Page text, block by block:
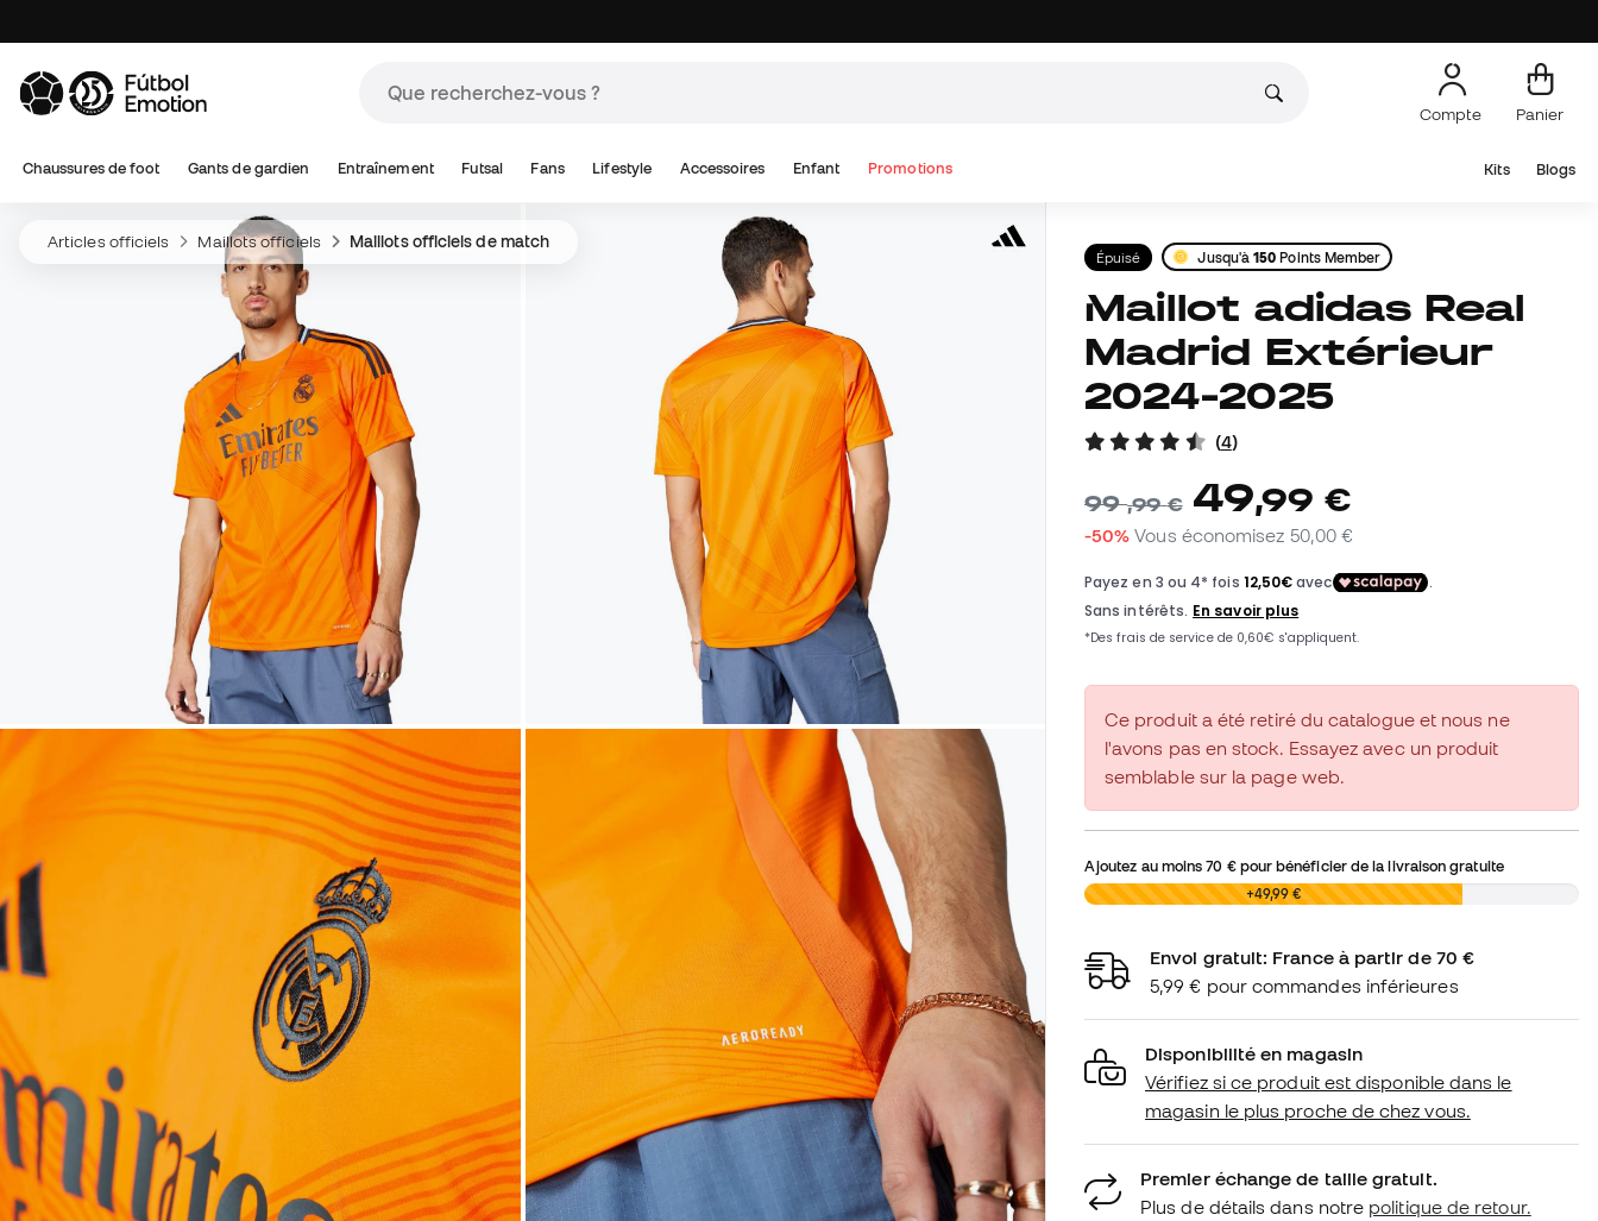
Compte Panier
Chaussures de foot Gants de gardien Entraînement Futsal Fans Lifestyle Accessoires Enfant Promotions Kits Blogs
Articles officiels Maillots officiels Maillots officiels de match
Épuisé Jusqu'à150 Points Member
Maillot adidas Real
Madrid Extérieur
2024-2025
(4)
99,99 € 49,99 €
-50% Vous économisez 50,00 €
Ce produit a été retiré du catalogue et nous ne
l'avons pas en stock. Essayez avec un produit
semblable sur la page web.
Ajoutez au moins70 €pour bénéficier de la livraison gratuite
0,00 € +49,99 €
Envoi gratuit: France à partir de 70 €
5,99 € pour commandes inférieures
Disponibilité en magasin
Vérifiez si ce produit est disponible dans le
magasin le plus proche de chez vous.
Premier échange de taille gratuit.
Plus de détails dans notre politique de retour.